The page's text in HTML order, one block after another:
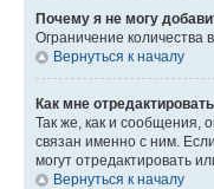
Почему я не могу
Ограничение количества
Вернуться к началу
Как мне
Так же, как и сообщения,
связан именно с ним.
могут отредактировать
Вернуться к началу